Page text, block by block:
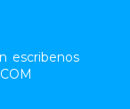
escribenos